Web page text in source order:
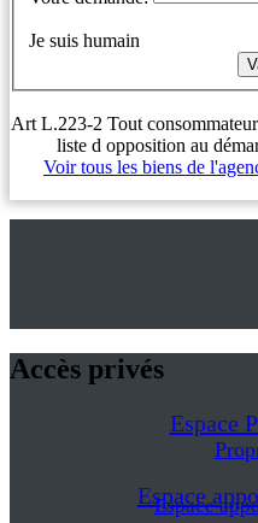
Je suis humain
Art L.223-2 Tout
liste d opposition au
Voir tous les biens de
Accès privés
Espace
Espace
Espace